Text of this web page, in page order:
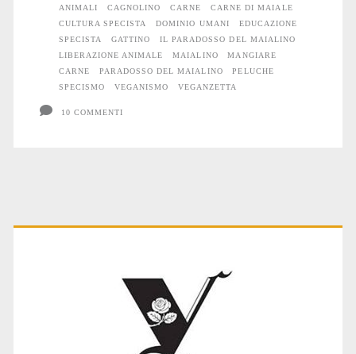
paradosso
del
maialino
ANIMALI
CAGNOLINO CARNE
CARNE DI MAIALE
CULTURA SPECISTA
DOMINIO UMANI
EDUCAZIONE
SPECISTA
GATTINO
IL PARADOSSO DEL MAIALINO
LIBERAZIONE ANIMALE
MAIALINO
MANGIARE
CARNE
PARADOSSO DEL MAIALINO
PELUCHE
SPECISMO
VEGANISMO VEGANZETTA
10 COMMENTI
Primary